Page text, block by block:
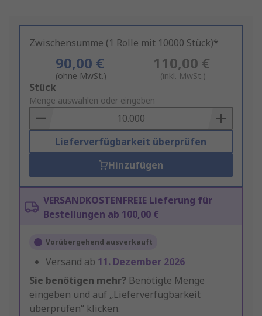
Zwischensumme (1 Rolle mit 10000 Stück)*
90,00 €
(ohne MwSt.)
110,00 €
(inkl. MwSt.)
Add
to
Basket
Stück
Menge auswählen oder eingeben
Lieferverfügbarkeit überprüfen
Hinzufügen
VERSANDKOSTENFREIE Lieferung für
Bestellungen ab 100,00 €
Vorübergehend ausverkauft
Versand ab 11. Dezember 2026
Sie benötigen mehr? Benötigte Menge
eingeben und auf „Lieferverfügbarkeit
überprüfen“ klicken.